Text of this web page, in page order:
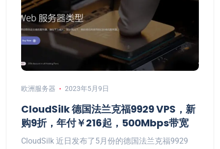
欧洲服务器 2023年5月9日
CloudSilk 德国法兰克福9929 VPS，新
购9折，年付￥216起，500Mbps带宽
CloudSilk 近日发布了5月份的德国法兰克福9929